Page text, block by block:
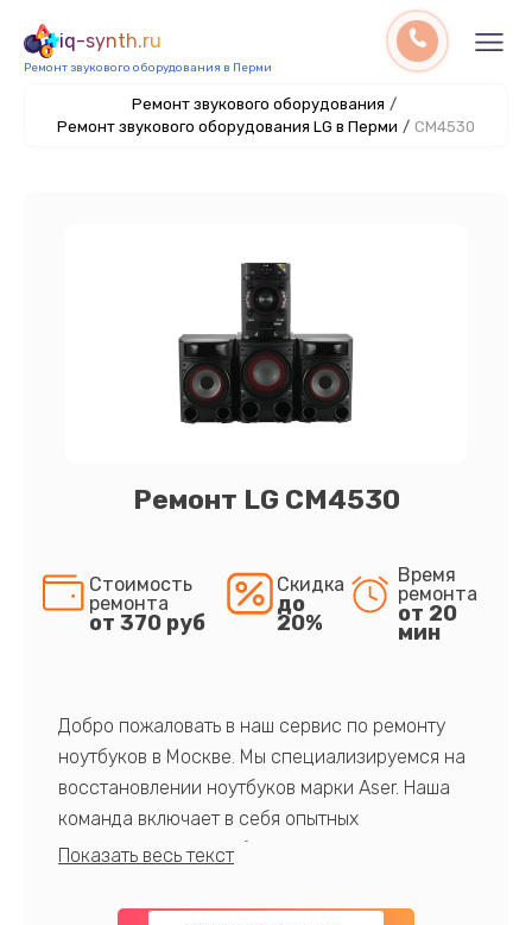
iq-synth.ru
Ремонт звукового оборудования в Перми
Ремонт звукового оборудования /
Ремонт звукового оборудования LG в Перми / CM4530
Ремонт LG CM4530
Стоимость
ремонта
от 370 руб
Скидка
до
20%
Время
ремонта
от 20
мин
Добро пожаловать в наш сервис по ремонту
ноутбуков в Москве. Мы специализируемся на
восстановлении ноутбуков марки Aser. Наша
команда включает в себя опытных
профессионалов с обширными знаниями и
предлагаем быстрый и качественный ремонт с